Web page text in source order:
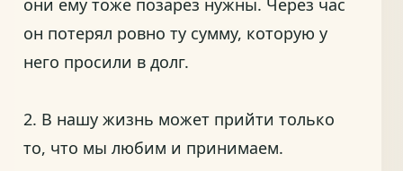
они ему тоже позарез нужны. Через час
он потерял ровно ту сумму, которую у
него просили в долг.
2. В нашу жизнь может прийти только
то, что мы любим и принимаем.